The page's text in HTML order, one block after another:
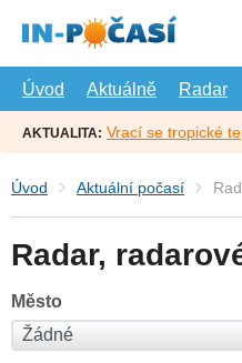
hlavní
Úvod
Aktuálně Radar
AKTUALITA: Vrací se tropické
Úvod Aktuální počasí
Radar,
Město